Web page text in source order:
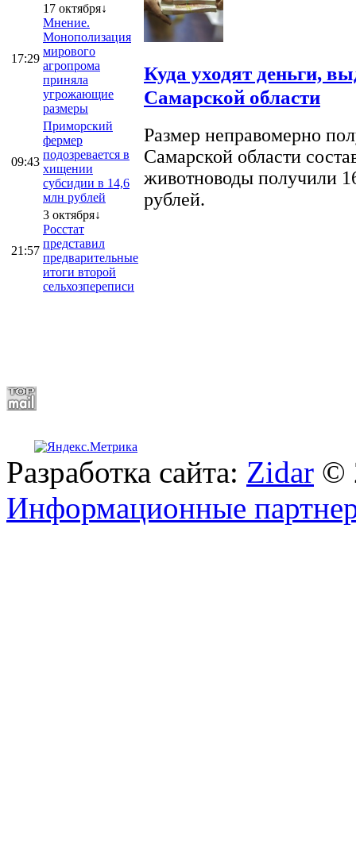
17:29
17 октября↓
Мнение.
Монополизация
мирового
агропрома
приняла
угрожающие
размеры
09:43
Приморский
фермер
подозревается в
хищении
субсидии в 14,6
млн рублей
21:57
3 октября↓
Росстат
представил
предварительные
итоги второй
сельхозпереписи
Куда уходят деньги,
Самарской области
Размер неправомерно
Самарской области
животноводы получили
рублей.
Разработка сайта: Zidar ©
Информационные